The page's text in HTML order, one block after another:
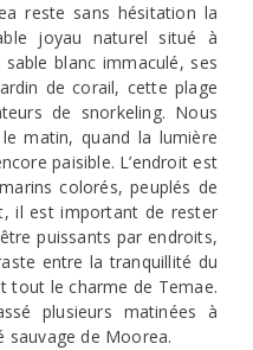
reste sans hésitation la
joyau naturel situé à
blanc immaculé, ses
de corail, cette plage
de snorkeling. Nous
matin, quand la lumière
paisible. L’endroit est
colorés, peuplés de
il est important de rester
puissants par endroits,
entre la tranquillité du
tout le charme de Temae.
plusieurs matinées à
sauvage de Moorea.